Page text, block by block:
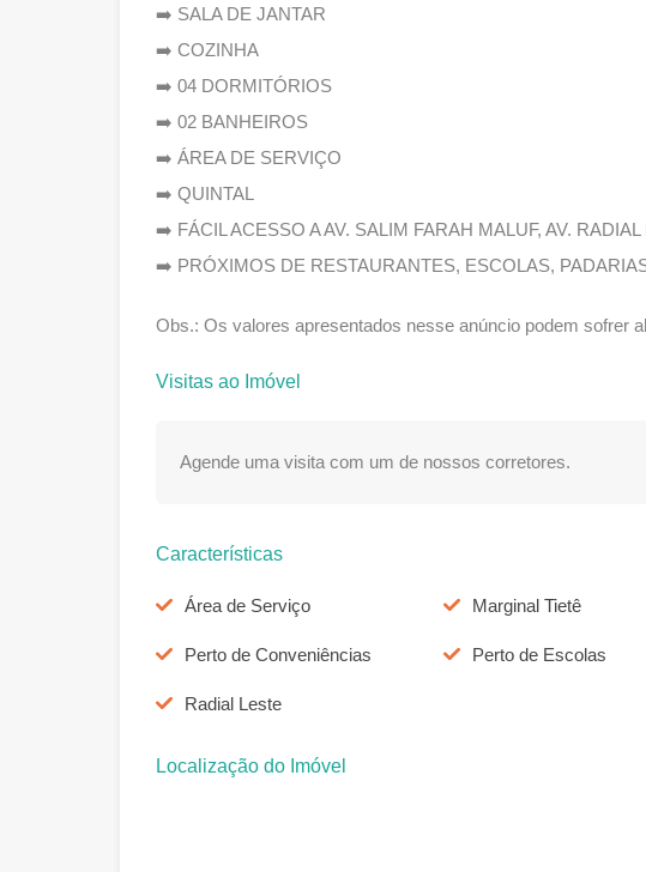
➡️ SALA DE JANTAR
➡️ COZINHA
➡️ 04 DORMITÓRIOS
➡️ 02 BANHEIROS
➡️ ÁREA DE SERVIÇO
➡️ QUINTAL
➡️ FÁCIL ACESSO A AV. SALIM FARAH MALUF, AV.
➡️ PRÓXIMOS DE RESTAURANTES, ESCOLAS,
Obs.: Os valores apresentados nesse anúncio podem sofrer
Visitas ao Imóvel
Agende uma visita com um de nossos corretores.
Características
Área de Serviço Marginal Tietê
Perto de Conveniências Perto de Escolas
Radial Leste
Localização do Imóvel